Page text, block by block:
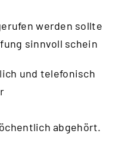
werden sollte
sinnvoll schein
und telefonisch
abgehört.